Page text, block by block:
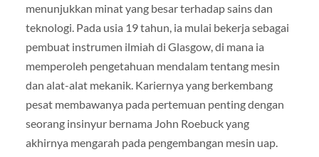
menunjukkan minat yang besar terhadap sains dan
teknologi. Pada usia 19 tahun, ia mulai bekerja sebagai
pembuat instrumen ilmiah di Glasgow, di mana ia
memperoleh pengetahuan mendalam tentang mesin
dan alat-alat mekanik. Kariernya yang berkembang
pesat membawanya pada pertemuan penting dengan
seorang insinyur bernama John Roebuck yang
akhirnya mengarah pada pengembangan mesin uap.